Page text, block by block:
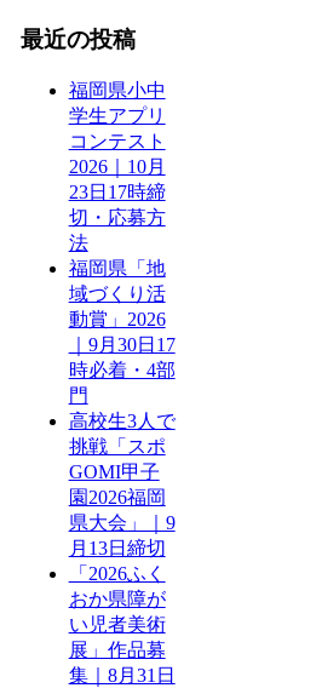
最近の投稿
福岡県小中
学生アプリ
コンテスト
2026｜10月
23日17時締
切・応募方
法
福岡県「地
域づくり活
動賞」2026
｜9月30日17
時必着・4部
門
高校生3人で
挑戦「スポ
GOMI甲子
園2026福岡
県大会」｜9
月13日締切
「2026ふく
おか県障が
い児者美術
展」作品募
集｜8月31日